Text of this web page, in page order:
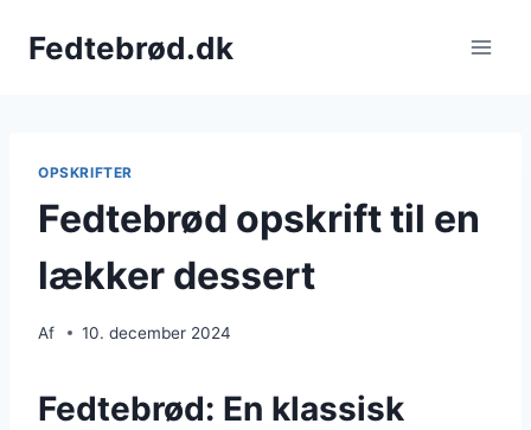
Fedtebrød.dk
OPSKRIFTER
Fedtebrød opskrift til en
lækker dessert
Af 10. december 2024
Fedtebrød: En klassisk